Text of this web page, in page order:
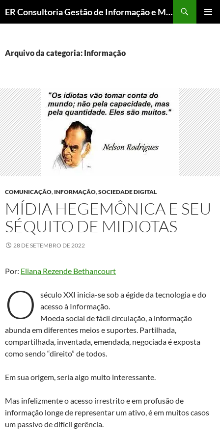
ER Consultoria Gestão de Informação e Memória Institucional
CONTEÚDO
Arquivo da categoria: Informação
COMUNICAÇÃO, INFORMAÇÃO,SOCIEDADE DIGITAL
MÍDIA HEGEMÔNICA E SEU
SÉQUITO DE MIDIOTAS
28 DE SETEMBRO DE 2022
Por: Eliana Rezende Bethancourt
O
século XXI inicia-se sob a égide da tecnologia e do
acesso à Informação.
Moeda social de fácil circulação, a informação
abunda em diferentes meios e suportes. Partilhada,
compartilhada, inventada, emendada, negociada é exposta
como sendo “direito” de todos.
Em sua origem, seria algo muito interessante.
Mas infelizmente o acesso irrestrito e em profusão de
informação longe de representar um ativo, é em muitos casos
um passivo de difícil gerência.